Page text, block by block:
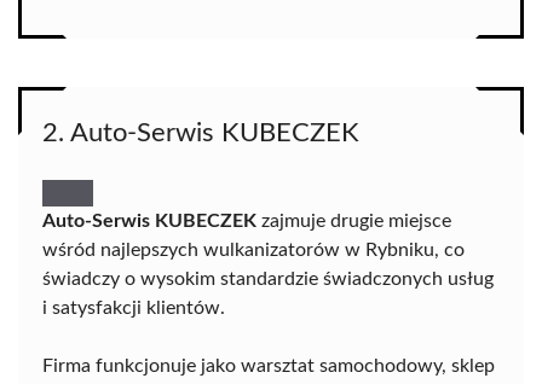
2. Auto-Serwis KUBECZEK
Auto-Serwis KUBECZEK zajmuje drugie miejsce
wśród najlepszych wulkanizatorów w Rybniku, co
świadczy o wysokim standardzie świadczonych usług
i satysfakcji klientów.
Firma funkcjonuje jako warsztat samochodowy, sklep